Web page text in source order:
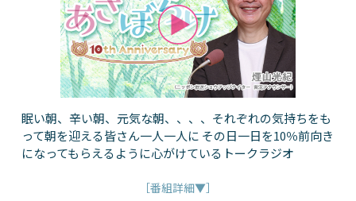
眠い朝、辛い朝、元気な朝、、、、それぞれの気持ちをも
って朝を迎える皆さん一人一人に その日一日を10％前向き
になってもらえるように心がけているトークラジオ
［番組詳細▼］